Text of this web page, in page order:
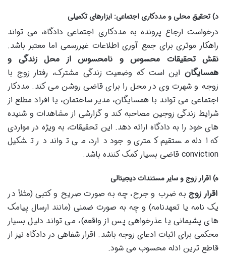
د) تحقیق محلی و مددکاری اجتماعی: ابزارهای تکمیلی
درخواست ارجاع پرونده به مددکاری اجتماعی دادگاه، می تواند
راهکار موثری برای جمع آوری اطلاعات غیررسمی اما معتبر باشد.
نقش تحقیقات محسوس و نامحسوس از محل زندگی و
همسایگان این است که وضعیت زندگی مشترک، رفتار زوج با
زوجه و شهرت وی در محل را برای قاضی روشن می کند. مددکار
اجتماعی می تواند با همسایگان، مدیر ساختمان، یا افراد مطلع از
شرایط زندگی زوجین مصاحبه کند و گزارشی از مشاهدات و شنیده
های خود را به دادگاه ارائه دهد. این تحقیقات، به ویژه در مواردی
که ادله مستقیم کمتری وجود دارد، می تواند در تشکیل
conviction قاضی بسیار کمک کننده باشد.
ه) اقرار زوج و سایر مستندات دیجیتالی
اقرار زوج به ضرب و جرح، چه به صورت صریح و کتبی (مثلاً در
یک نامه یا تعهدنامه) و چه به صورت ضمنی (مانند ارسال پیامک
های پشیمانی یا عذرخواهی پس از واقعه)، می تواند دلیل بسیار
محکمی برای اثبات ادعای زوجه باشد. اقرار شفاهی در دادگاه نیز از
قاطع ترین ادله محسوب می شود.